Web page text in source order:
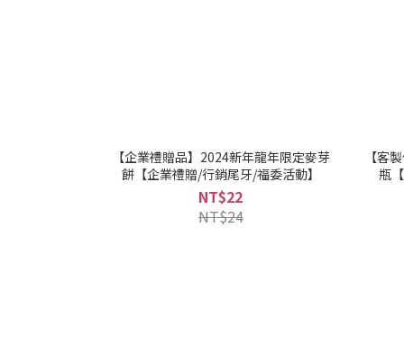
【企業禮贈品】2024新年龍年限定麥芽
餅【企業禮贈/行銷尾牙/福委活動】
NT$22
NT$24
【客
瓶